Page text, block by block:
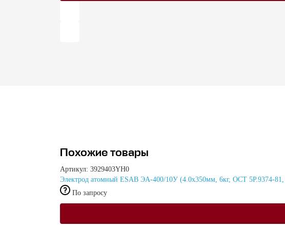
Похожие товары
Артикул: 3929403YH0
Электрод атомный ESAB ЭА-400/10У (4.0x350мм, 6кг, ОСТ 5Р.9374-
По запросу